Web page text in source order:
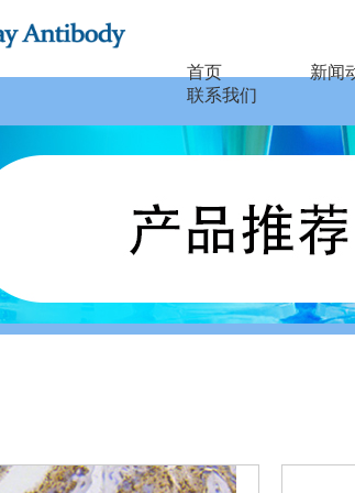
首页 新闻
联系我们